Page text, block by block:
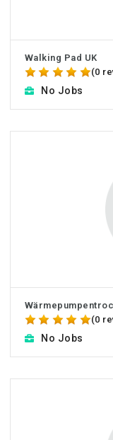
Walking Pad UK
(0
No Jobs
(0
No Jobs